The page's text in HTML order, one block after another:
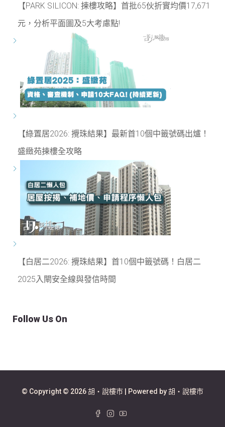
【PARK SILICON: 揀樓攻略】首批65伙折實均價17,671
元，分析平面圖及5大考慮點!
【綠置居2026: 攪珠結果】最新首10個中籤號碼出爐！
盛緻苑揀樓全攻略
【白居二2026: 攪珠結果】首10個中籤號碼！白居二
2025入閘安全線與發信時間
Follow Us On
© Copyright © 2026 胡‧說樓市 | Powered by 胡‧說樓市